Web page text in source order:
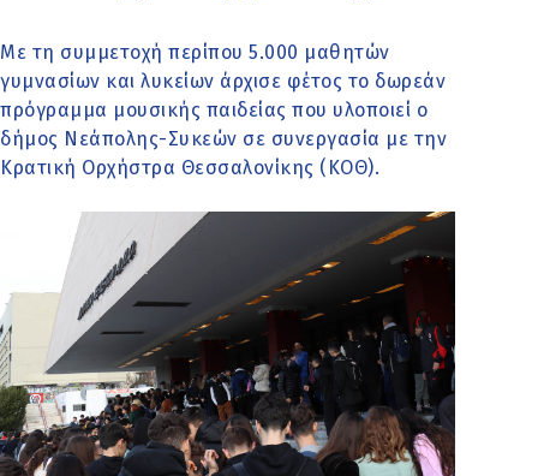
Με τη συμμετοχή περίπου 5.000 μαθητών
γυμνασίων και λυκείων άρχισε φέτος το δωρεάν
πρόγραμμα μουσικής παιδείας που υλοποιεί ο
δήμος Νεάπολης-Συκεών σε συνεργασία με την
Κρατική Ορχήστρα Θεσσαλονίκης (ΚΟΘ).